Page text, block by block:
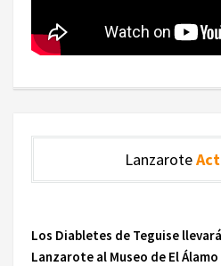
Lanzarote
Los Diabletes de Teguise
Lanzarote al Museo de El Álamo